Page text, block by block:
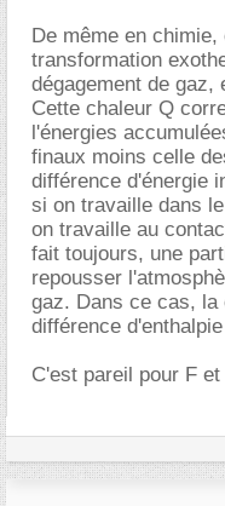
De même en
transformation
dégagement de gaz,
Cette chaleur Q
l'énergies
finaux moins celle
différence d'énergie
si on travaille dans
on travaille au
fait toujours, une
repousser
gaz. Dans ce cas, la
différence
C'est pareil pour F